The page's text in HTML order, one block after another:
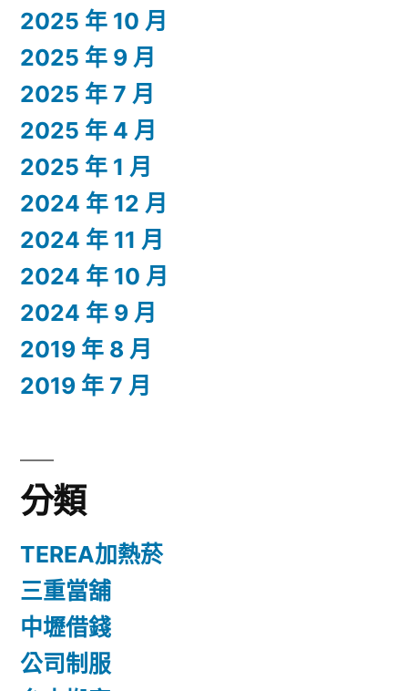
2025 年 10 月
2025 年 9 月
2025 年 7 月
2025 年 4 月
2025 年 1 月
2024 年 12 月
2024 年 11 月
2024 年 10 月
2024 年 9 月
2019 年 8 月
2019 年 7 月
分類
TEREA加熱菸
三重當舖
中壢借錢
公司制服